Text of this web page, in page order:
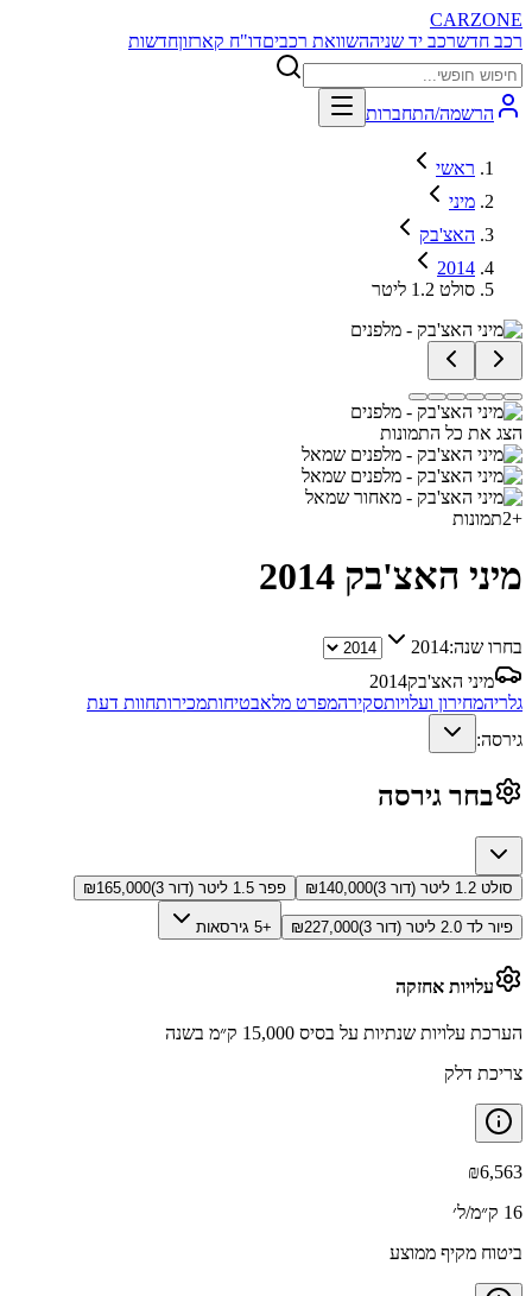
CARZONE
רכב חדשרכב יד שניההשוואת רכביםדו"ח קארזוןחדשות
הרשמה/התחברות
ראשי
מיני
האצ'בק
2014
סולט 1.2 ליטר
הצג את כל התמונות
+
2תמונות
מיני האצ'בק 2014
בחרו שנה:2014
מיני האצ'בק2014
גלריהמחירון ועלויותסקירהמפרט מלאבטיחותמכירותחוות דעת
גירסה:
בחר גירסה
סולט 1.2 ליטר (דור 3) ₪140,000 פפר 1.5 ליטר (דור 3) ₪165,000
פיור לד 2.0 ליטר (דור 3) ₪227,000 +5 גירסאות
עלויות אחזקה
הערכת עלויות שנתיות על בסיס 15,000 ק״מ בשנה
צריכת דלק
₪6,563
16 ק״מ/ל׳
ביטוח מקיף ממוצע